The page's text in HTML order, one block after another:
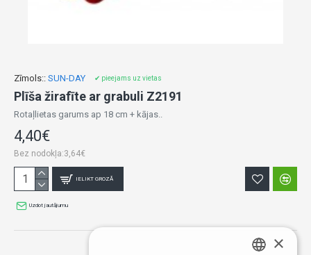
Zīmols:: SUN-DAY ✔ pieejams uz vietas
Plīša žirafīte ar grabuli Z2191
Rotaļlietas garums ap 18 cm + kājas..
4,40€
Bez nodokļa:3,64€
IELIKT GROZĀ
Uzdot jautājumu
×